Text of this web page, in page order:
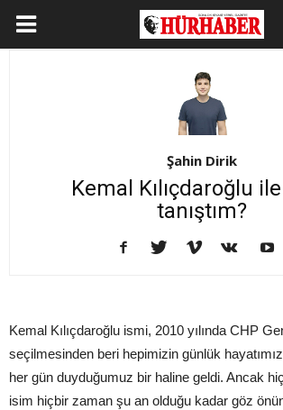
Şahin Dirik
Kemal Kılıçdaroğlu ile
tanıştım?
Kemal Kılıçdaroğlu ismi, 2010 yılında CHP
seçilmesinden beri hepimizin günlük
her gün duyduğumuz bir haline geldi. Ancak
isim hiçbir zaman şu an olduğu kadar göz